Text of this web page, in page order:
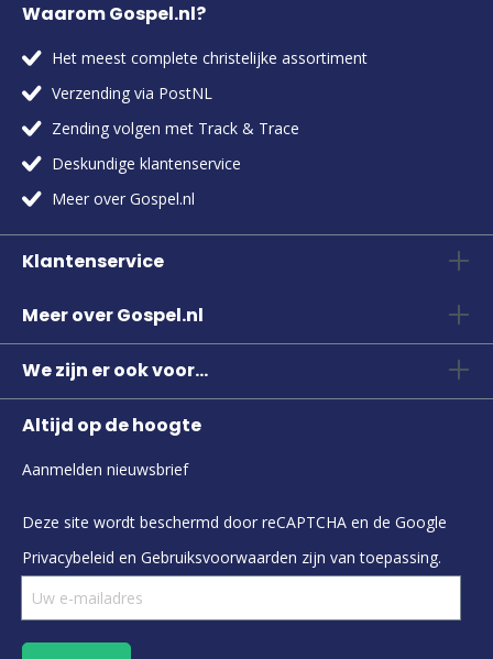
Waarom Gospel.nl?
Het meest complete christelijke assortiment
Verzending via PostNL
Zending volgen met Track & Trace
Deskundige klantenservice
Meer over Gospel.nl
Klantenservice
Meer over Gospel.nl
We zijn er ook voor...
Altijd op de hoogte
Aanmelden nieuwsbrief
Deze site wordt beschermd door reCAPTCHA en de Google
Privacybeleid en Gebruiksvoorwaarden zijn van toepassing.